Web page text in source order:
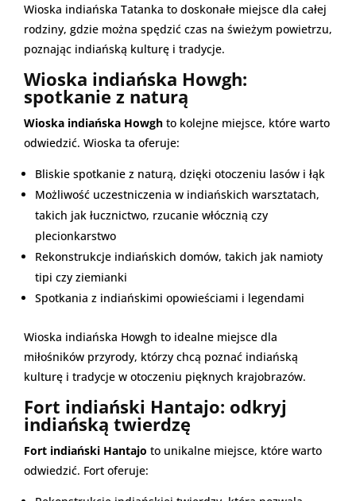
Wioska indiańska Tatanka to doskonałe miejsce dla całej
rodziny, gdzie można spędzić czas na świeżym powietrzu,
poznając indiańską kulturę i tradycje.
Wioska indiańska Howgh:
spotkanie z naturą
Wioska indiańska Howgh to kolejne miejsce, które warto
odwiedzić. Wioska ta oferuje:
Bliskie spotkanie z naturą, dzięki otoczeniu lasów i łąk
Możliwość uczestniczenia w indiańskich warsztatach,
takich jak łucznictwo, rzucanie włócznią czy
plecionkarstwo
Rekonstrukcje indiańskich domów, takich jak namioty
tipi czy ziemianki
Spotkania z indiańskimi opowieściami i legendami
Wioska indiańska Howgh to idealne miejsce dla
miłośników przyrody, którzy chcą poznać indiańską
kulturę i tradycje w otoczeniu pięknych krajobrazów.
Fort indiański Hantajo: odkryj
indiańską twierdzę
Fort indiański Hantajo to unikalne miejsce, które warto
odwiedzić. Fort oferuje: